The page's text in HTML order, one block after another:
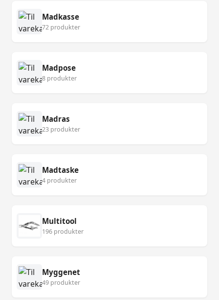
Madkasse
72 produkter
Madpose
8 produkter
Madras
23 produkter
Madtaske
4 produkter
Multitool
196 produkter
Myggenet
49 produkter